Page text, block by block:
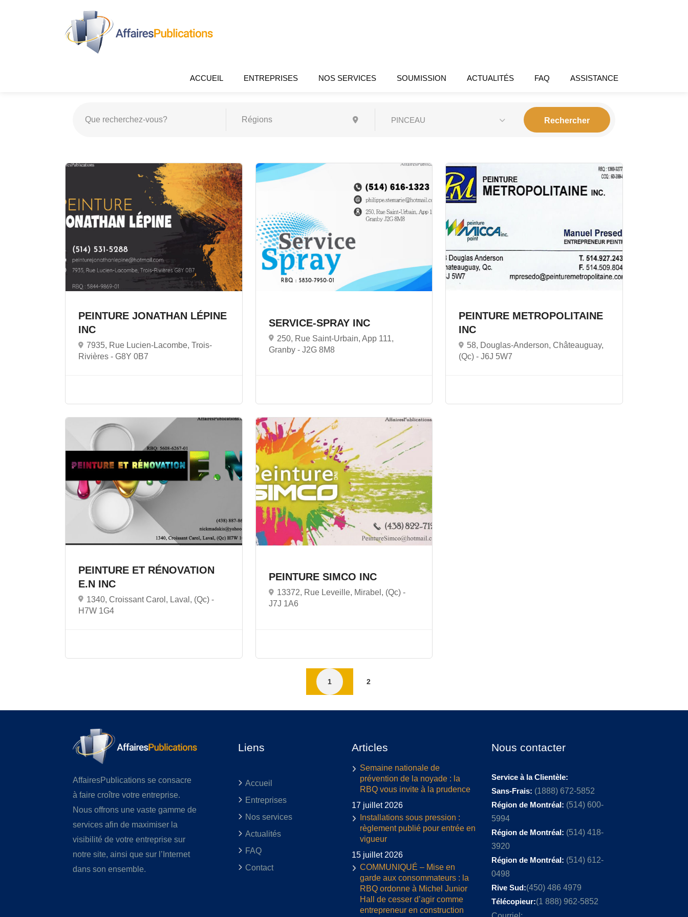
ACCUEIL ENTREPRISES NOS SERVICES SOUMISSION ACTUALITÉS FAQ ASSISTANCE
PINCEAU
PEINTURE JONATHAN LÉPINE
INC
7935, Rue Lucien-Lacombe, Trois-
Rivières - G8Y 0B7
SERVICE-SPRAY INC
250, Rue Saint-Urbain, App 111,
Granby - J2G 8M8
PEINTURE METROPOLITAINE
INC
58, Douglas-Anderson, Châteauguay,
(Qc) -J6J 5W7
PEINTURE ET RÉNOVATION
E.N INC
1340, Croissant Carol, Laval, (Qc) -
H7W 1G4
PEINTURE SIMCO INC
13372, Rue Leveille, Mirabel, (Qc) -
J7J 1A6
1 2
AffairesPublications se consacre
à faire croître votre entreprise.
Nous offrons une vaste gamme de
services afin de maximiser la
visibilité de votre entreprise sur
notre site, ainsi que sur l’Internet
dans son ensemble.
Liens
Accueil
Entreprises
Nos services
Actualités
FAQ
Contact
Articles
Semaine nationale de
prévention de la noyade : la
RBQ vous invite à la prudence
17 juillet 2026
Installations sous pression :
règlement publié pour entrée en
vigueur
15 juillet 2026
COMMUNIQUÉ – Mise en
garde aux consommateurs : la
RBQ ordonne à Michel Junior
Hall de cesser d’agir comme
entrepreneur en construction
Nous contacter
Service à la Clientèle:
Sans-Frais: (1888) 672-5852
Région de Montréal: (514) 600-
5994
Région de Montréal: (514) 418-
3920
Région de Montréal: (514) 612-
0498
Rive Sud:(450) 486 4979
Télécopieur:(1 888) 962-5852